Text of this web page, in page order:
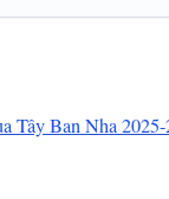
Tây Ban Nha